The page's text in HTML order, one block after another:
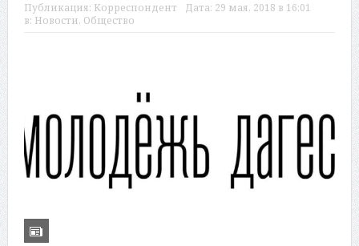
Публикация: Корреспондент Дата: 29 мая, 2018 в 16:01
в: Новости, Общество